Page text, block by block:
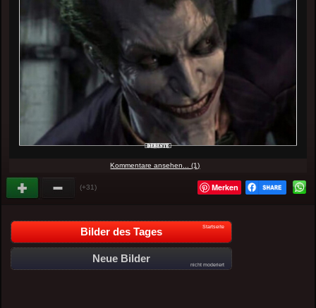
Kommentare ansehen... (1)
(+31) Merken
Bilder des Tages Startseite
Neue Bilder
nicht moderiert